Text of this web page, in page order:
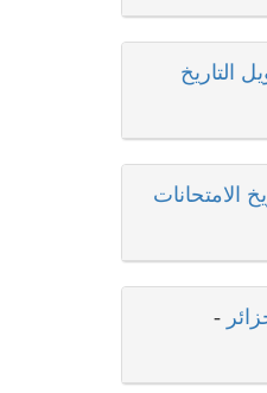
التاريخ
الامتحانات
-